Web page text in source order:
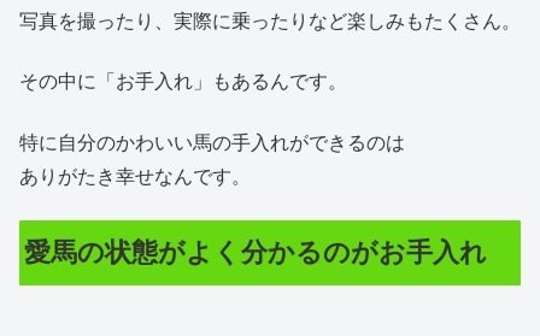
写真を撮ったり、実際に乗ったりなど楽しみもたくさん。
その中に「お手入れ」もあるんです。
特に自分のかわいい馬の手入れができるのは
ありがたき幸せなんです。
愛馬の状態がよく分かるのがお手入れ